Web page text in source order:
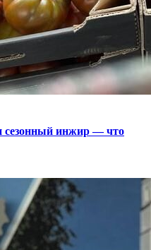
сезонный инжир — что